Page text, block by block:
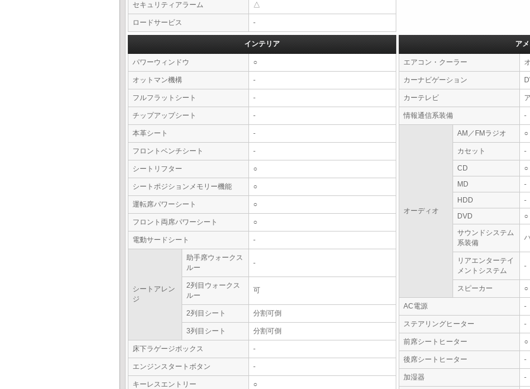
セキュリティアラーム △
ロードサービス -
インテリア
パワーウィンドウ ○
オットマン機構 -
フルフラットシート -
チップアップシート -
本革シート -
フロントベンチシート -
シートリフター ○
シートポジションメモリー機能 ○
運転席パワーシート ○
フロント両席パワーシート ○
電動サードシート -
シートアレン
ジ
助手席ウォークス
ルー
-
2列目ウォークス
ルー
可
2列目シート 分割可倒
3列目シート 分割可倒
床下ラゲージボックス -
エンジンスタートボタン -
キーレスエントリー ○
ア
エアコン・クーラー
カーナビゲーション
カーテレビ
情報通信系装備 -
オーディオ
AM／FMラジオ ○
カセット -
CD
○
MD
-
HDD
-
DVD
○
サウンドシステム
系装備
リアエンターテイ
メントシステム
-
スピーカー ○
AC電源 -
ステアリングヒーター -
前席シートヒーター ○
後席シートヒーター -
加湿器 -